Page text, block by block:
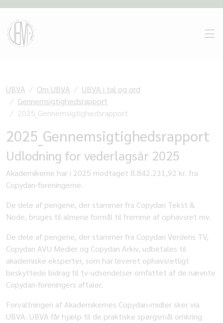
UBVA Om UBVA
UBVA i tal og ord
Gennemsigtighedsrapport
2025_Gennemsigtighedsrapport
2025_Gennemsigtighedsrapport
Udlodning for vederlagsår 2025
Akademikerne har i 2025 modtaget 8.842.231,92 kr. fra
Copydan-foreningerne.
De dele af pengene, der stammer fra Copydan Tekst &
Node, bruges til almene formål til fremme af ophavsret mv.
De dele af pengene, der stammer fra Copydan Verdens TV,
Copydan AVU Medier og Copydan Arkiv, udbetales til
akademiske eksperter, som har leveret ophavsretligt
beskyttede bidrag til tv-udsendelser omfattet af de nævnte
Copydan-foreningers aftaler.
Forvaltningen af Akademikernes Copydan-midler sker via
UBVA. UBVA får hjælp til de praktiske spørgsmål omkring